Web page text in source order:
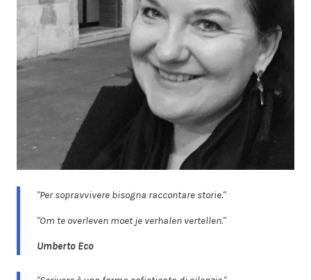
"Per sopravvivere bisogna raccontare storie."
"Om te overleven moet je verhalen vertellen."
Umberto Eco